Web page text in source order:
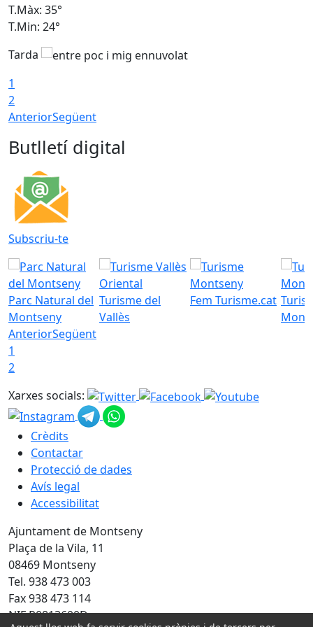
T.Màx: 35°
T.Min: 24°
Tarda
1
2
AnteriorSegüent
Butlletí digital
Subscriu-te
Parc Natural del
Montseny
Turisme del
Vallès
Fem Turisme.cat
AnteriorSegüent
1
2
Xarxes socials:
Crèdits
Contactar
Protecció de dades
Avís legal
Accessibilitat
Ajuntament de Montseny
Plaça de la Vila, 11
08469 Montseny
Tel. 938 473 003
Fax 938 473 114
NIF P0813600D